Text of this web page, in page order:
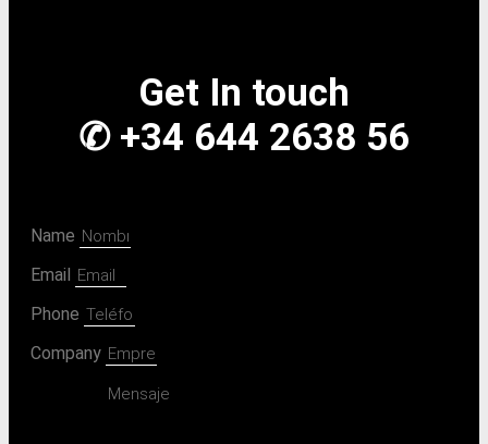
Get In touch
✆ +34 644 2638 56
Name
Email
Phone
Company